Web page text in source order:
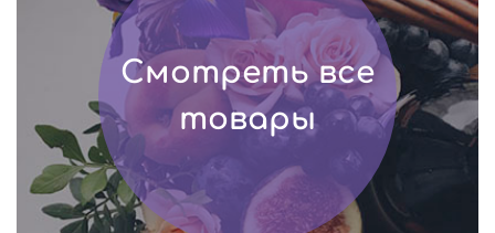
Смотреть все
товары